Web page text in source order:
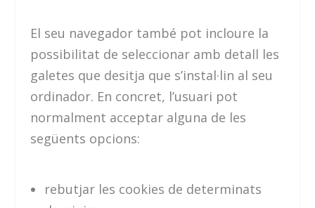
El seu navegador també pot incloure la
possibilitat de seleccionar amb detall les
galetes que desitja que s’instal·lin al seu
ordinador. En concret, l’usuari pot
normalment acceptar alguna de les
següents opcions:
rebutjar les cookies de determinats